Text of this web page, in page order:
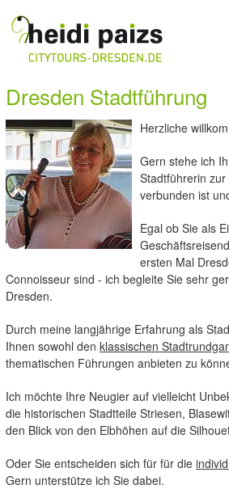
Dresden Stadtführung
Herzliche
Gern stehe ich
Stadtführerin
verbunden ist
Egal ob Sie als
ersten Mal
Connoisseur sind - ich begleite Sie sehr
Dresden.
Durch meine langjährige Erfahrung als
Ihnen sowohl den klassischen
thematischen Führungen anbieten zu
Ich möchte Ihre Neugier auf vielleicht
die historischen Stadtteile Striesen,
den Blick von den Elbhöhen auf die
Oder Sie entscheiden sich für für die
Gern unterstütze ich Sie dabei.